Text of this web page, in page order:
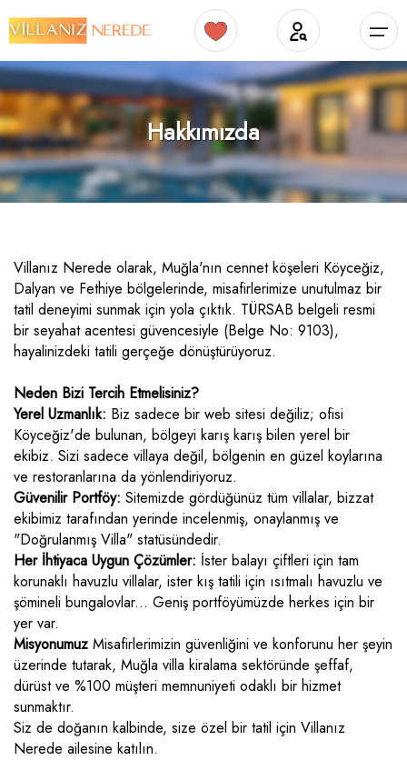
TÜRKÇE Villanı Ekle
Ana Sayfa
Tursab Bilgi
Bölgeler
Bölgeler
Dalyan
Köyceğiz
Villa Seçeneklerimiz
Villa Seçeneklerimiz
Isıtmalı Havuzlu
Son Dakika Fırsatları !
Çocuk Havuzlu Villalar
Lüks Villalar
Jakuzili Villalar
Ekonomik Villalar
Geniş Aileye Uygun Villalar
Doğa İçerisinde Villalar
Muhafazakar Villalar
Deniz Manzaralı Villalar
Merkeze Yakın Villalar
İletişim
Hakkımızda
Villanız Nerede olarak, Muğla'nın cennet köşeleri Köyceğiz,
Dalyan ve Fethiye bölgelerinde, misafirlerimize unutulmaz bir
tatil deneyimi sunmak için yola çıktık. TÜRSAB belgeli resmi
bir seyahat acentesi güvencesiyle (Belge No: 9103),
hayalinizdeki tatili gerçeğe dönüştürüyoruz.
Neden Bizi Tercih Etmelisiniz?
Yerel Uzmanlık: Biz sadece bir web sitesi değiliz; ofisi
Köyceğiz'de bulunan, bölgeyi karış karış bilen yerel bir
ekibiz. Sizi sadece villaya değil, bölgenin en güzel koylarına
ve restoranlarına da yönlendiriyoruz.
Güvenilir Portföy: Sitemizde gördüğünüz tüm villalar, bizzat
ekibimiz tarafından yerinde incelenmiş, onaylanmış ve
"Doğrulanmış Villa" statüsündedir.
Her İhtiyaca Uygun Çözümler: İster balayı çiftleri için tam
korunaklı havuzlu villalar, ister kış tatili için ısıtmalı havuzlu ve
şömineli bungalovlar... Geniş portföyümüzde herkes için bir
yer var.
Misyonumuz Misafirlerimizin güvenliğini ve konforunu her şeyin
üzerinde tutarak, Muğla villa kiralama sektöründe şeffaf,
dürüst ve %100 müşteri memnuniyeti odaklı bir hizmet
sunmaktır.
Siz de doğanın kalbinde, size özel bir tatil için Villanız
Nerede ailesine katılın.
Dil Seçiniz
Türkçe English
French
Spanish
Arabic
Kur Seçiniz
Türk Lirası EURO Dolar
Sterlin
GBP- £
Favorilerim
Müsaitlik Takvimi
Arama Yap